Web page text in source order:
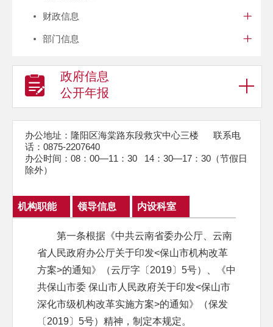
财政信息
部门信息
政府信息
公开年报
办公地址：隆阳区海棠路东段救灾中心三楼 联系电
话：0875-2207640
办公时间：08：00—11：30 14：30—17：30（节假日
除外）
机构职能 领导信息 内设科室
第一条根据《中共云南省委办公厅、云南
省人民政府办公厅关于印发<保山市机构改革
方案>的通知》（云厅字〔2019〕5号）、《中
共保山市委 保山市人民政府关于印发<保山市
深化市级机构改革实施方案>的通知》（保发
〔2019〕5号）精神，制定本规定。